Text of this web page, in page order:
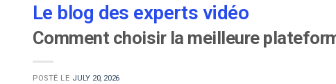
Le blog des experts vidéo
Comment choisir la meilleure
POSTÉ LE JULY 20, 2026